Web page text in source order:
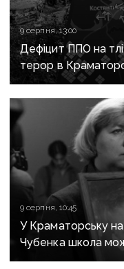
9 серпня, 13:00
Дефіцит ППО на
терор в
Костянтинівки та
важливе за
9 серпня, 10:45
У Краматорську
Чубенка школа
загиблого героя